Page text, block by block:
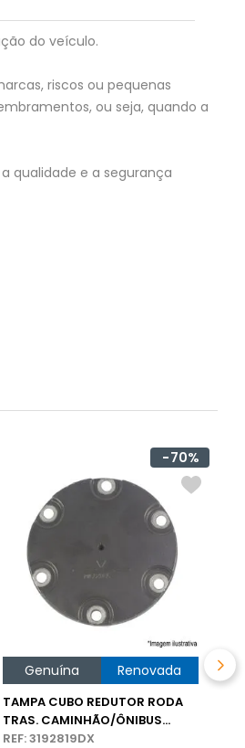
do veículo.
riscos ou pequenas
ou seja, quando a
qualidade e a segurança
70%
Genuína Renovada
TAMPA CUBO REDUTOR RODA
TRAS. CAMINHÃO/ÔNIBUS
VOLVO
REF: 3192819DX